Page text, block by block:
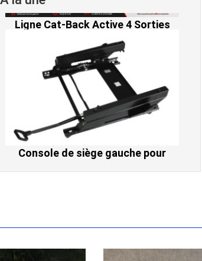
Console de siège gauche pour
BMW Série 3 E46 (hors Cabriolet et